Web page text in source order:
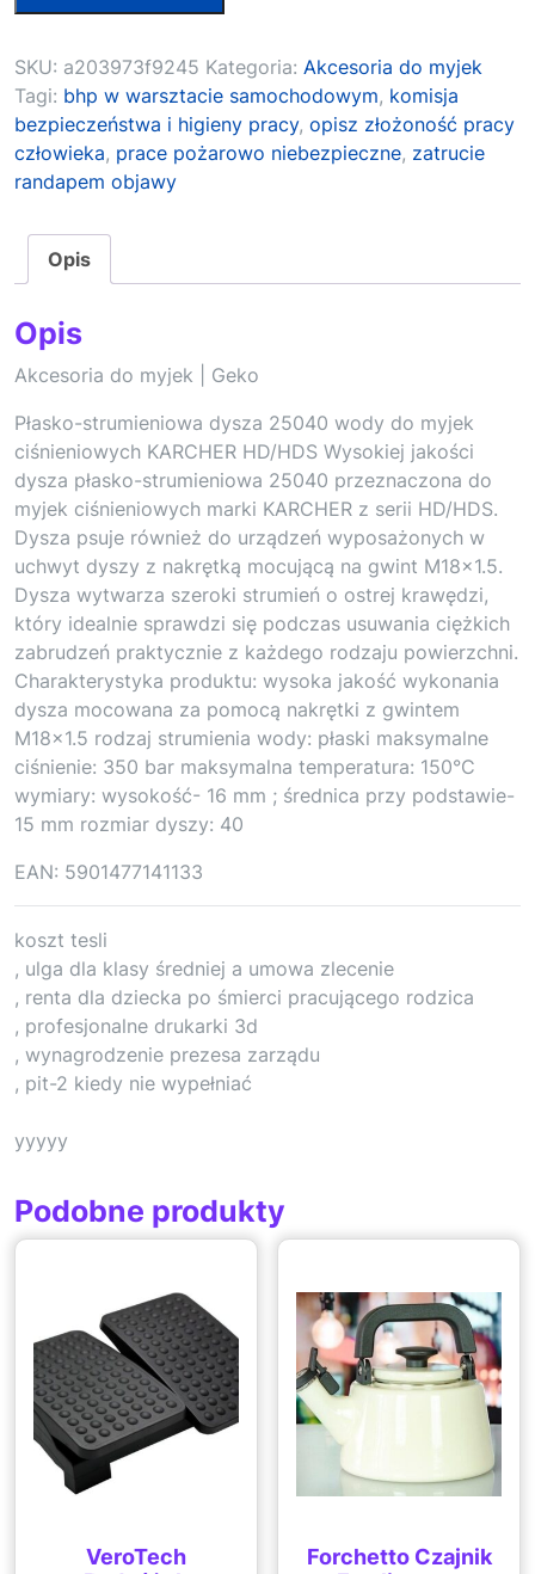
SKU: a203973f9245 Kategoria: Akcesoria do myjek
Tagi: bhp w warsztacie samochodowym, komisja
bezpieczeństwa i higieny pracy, opisz złożoność pracy
człowieka, prace pożarowo niebezpieczne, zatrucie
randapem objawy
Opis
Opis
Akcesoria do myjek | Geko
Płasko-strumieniowa dysza 25040 wody do myjek
ciśnieniowych KARCHER HD/HDS Wysokiej jakości
dysza płasko-strumieniowa 25040 przeznaczona do
myjek ciśnieniowych marki KARCHER z serii HD/HDS.
Dysza psuje również do urządzeń wyposażonych w
uchwyt dyszy z nakrętką mocującą na gwint M18x1.5.
Dysza wytwarza szeroki strumień o ostrej krawędzi,
który idealnie sprawdzi się podczas usuwania ciężkich
zabrudzeń praktycznie z każdego rodzaju powierzchni.
Charakterystyka produktu: wysoka jakość wykonania
dysza mocowana za pomocą nakrętki z gwintem
M18x1.5 rodzaj strumienia wody: płaski maksymalne
ciśnienie: 350 bar maksymalna temperatura: 150°C
wymiary: wysokość- 16 mm ; średnica przy podstawie-
15 mm rozmiar dyszy: 40
EAN: 5901477141133
koszt tesli
, ulga dla klasy średniej a umowa zlecenie
, renta dla dziecka po śmierci pracującego rodzica
, profesjonalne drukarki 3d
, wynagrodzenie prezesa zarządu
, pit-2 kiedy nie wypełniać
yyyyy
Podobne produkty
VeroTech
Forchetto Czajnik